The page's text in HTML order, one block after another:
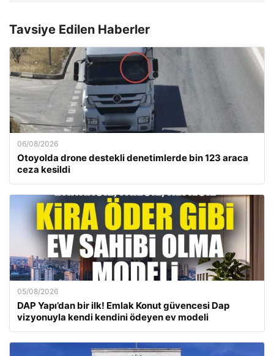
Tavsiye Edilen Haberler
06/08/2026
Otoyolda drone destekli denetimlerde bin 123 araca
ceza kesildi
05/08/2026
DAP Yapı’dan bir ilk! Emlak Konut güvencesi Dap
vizyonuyla kendi kendini ödeyen ev modeli